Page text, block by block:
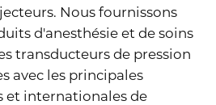
Nous fournissons
d'anesthésie et de soins
transducteurs de pression
avec les principales
et internationales de